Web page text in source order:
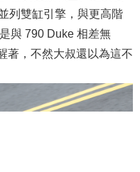
列雙缸引擎，與更高階
與 790 Duke 相差無
著，不然大叔還以為這不